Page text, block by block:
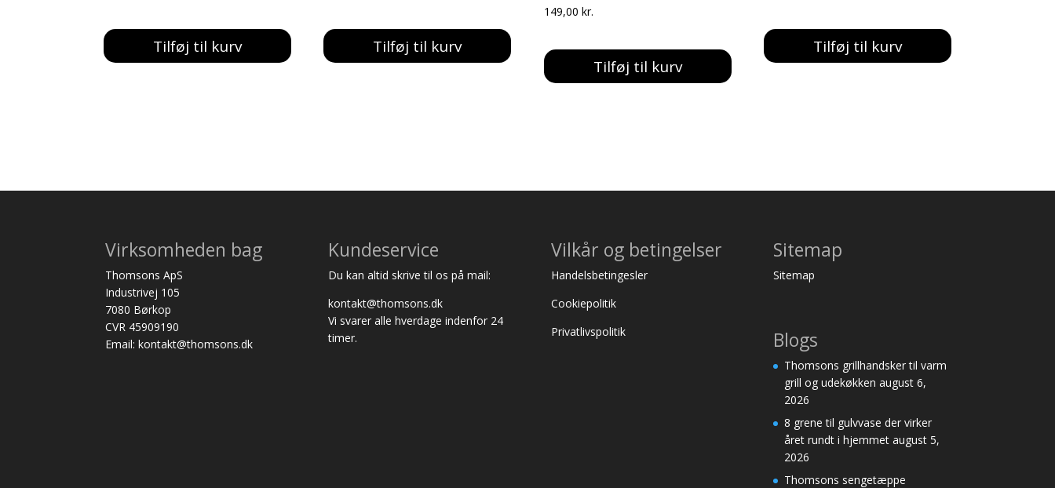
Tilføj til kurv Tilføj til kurv
149,00 kr.
Tilføj til kurv
Tilføj til kurv
Virksomheden bag
Thomsons ApS
Industrivej 105
7080 Børkop
CVR 45909190
Email: kontakt@thomsons.dk
Kundeservice
Du kan altid skrive til os på mail:
kontakt@thomsons.dk
Vi svarer alle hverdage indenfor 24
timer.
Vilkår og betingelser
Handelsbetingesler
Cookiepolitik
Privatlivspolitik
Sitemap
Sitemap
Blogs
Thomsons grillhandsker til varm
grill og udekøkken august 6,
2026
8 grene til gulvvase der virker
året rundt i hjemmet august 5,
2026
Thomsons sengetæppe